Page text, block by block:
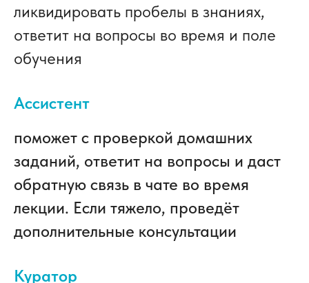
ликвидировать пробелы в знаниях,
ответит на вопросы во время и поле
обучения
Ассистент
поможет с проверкой домашних
заданий, ответит на вопросы и даст
обратную связь в чате во время
лекции. Если тяжело, проведёт
дополнительные консультации
Куратор